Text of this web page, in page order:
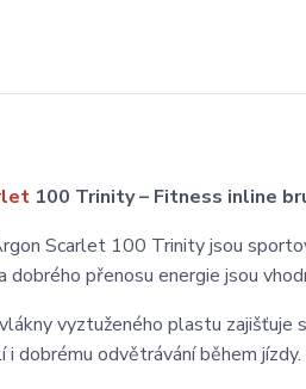
100 Trinity – Fitness inline
Scarlet 100 Trinity jsou
přenosu energie jsou
vyztuženého plastu zajišťuje
dobrému odvětrávání během jízdy.